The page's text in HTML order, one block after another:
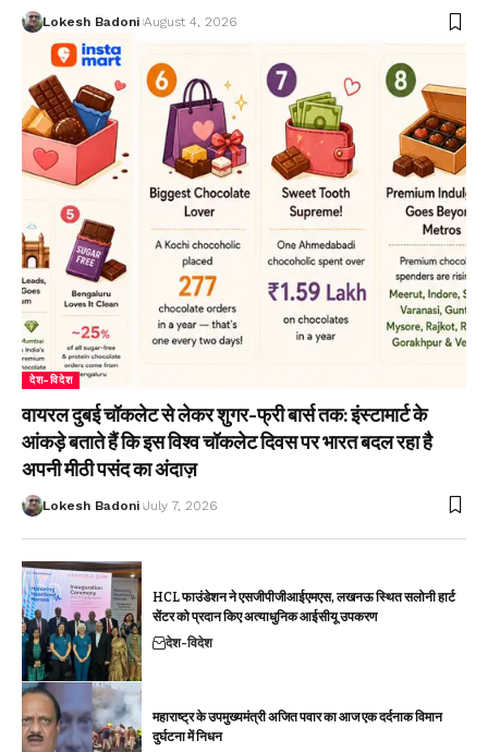
Lokesh Badoni August 4, 2026
देश-विदेश
वायरल दुबई चॉकलेट से लेकर शुगर-फ्री बार्स तक: इंस्टामार्ट के
आंकड़े बताते हैं कि इस विश्व चॉकलेट दिवस पर भारत बदल रहा है
अपनी मीठी पसंद का अंदाज़
Lokesh Badoni July 7, 2026
HCL फाउंडेशन ने एसजीपीजीआईएमएस, लखनऊ स्थित सलोनी हार्ट
सेंटर को प्रदान किए अत्याधुनिक आईसीयू उपकरण
देश-विदेश
महाराष्ट्र के उपमुख्यमंत्री अजित पवार का आज एक दर्दनाक विमान
दुर्घटना में निधन